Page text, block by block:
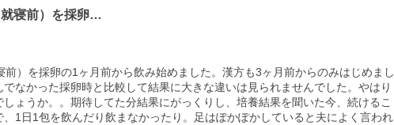
寝前）を採卵…
前）を採卵の1ヶ月前から飲み始めました。漢方も3ヶ月前からのみはじめまし
なかった採卵時と比較して結果に大きな違いは見られませんでした。やはり
ょうか。。期待してた分結果にがっくりし、培養結果を聞いた今、続けるこ
1日1包を飲んだり飲まなかったり。足はぽかぽかしていると夫によく言われ